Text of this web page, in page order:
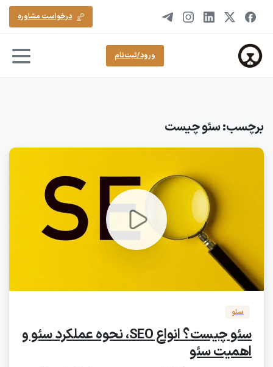
درخواست مشاوره
ورود/ثبت‌نام
برچسب:سئو چیست
سئو
سئو چیست؟ انواع SEO، نحوه عملکرد سئو و
اهمیت سئو